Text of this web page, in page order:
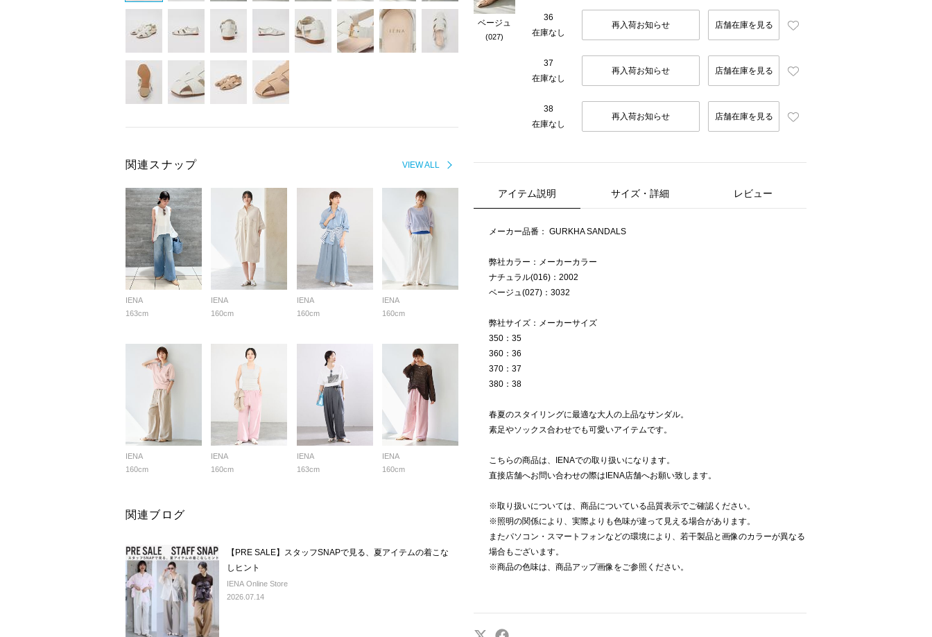
VIEW ALL
関連スナップ
IENA
163cm
IENA
160cm
IENA
160cm
IENA
160cm
IENA
160cm
IENA
160cm
IENA
163cm
IENA
160cm
関連ブログ
【PRE SALE】スタッフSNAPで見る、夏アイテムの着こな
しヒント
IENA Online Store
2026.07.14
ベージュ
(027)
36
在庫なし
再入荷お知らせ 店舗在庫を見る
37
在庫なし
再入荷お知らせ 店舗在庫を見る
38
在庫なし
再入荷お知らせ 店舗在庫を見る
アイテム説明 サイズ・詳細 レビュー
メーカー品番： GURKHA SANDALS
弊社カラー：メーカーカラー
ナチュラル(016)：2002
ベージュ(027)：3032
弊社サイズ：メーカーサイズ
350：35
360：36
370：37
380：38
春夏のスタイリングに最適な大人の上品なサンダル。
素足やソックス合わせでも可愛いアイテムです。
こちらの商品は、IENAでの取り扱いになります。
直接店舗へお問い合わせの際はIENA店舗へお願い致します。
※取り扱いについては、商品についている品質表示でご確認ください。
※照明の関係により、実際よりも色味が違って見える場合があります。
またパソコン・スマートフォンなどの環境により、若干製品と画像のカラーが異なる
場合もございます。
※商品の色味は、商品アップ画像をご参照ください。